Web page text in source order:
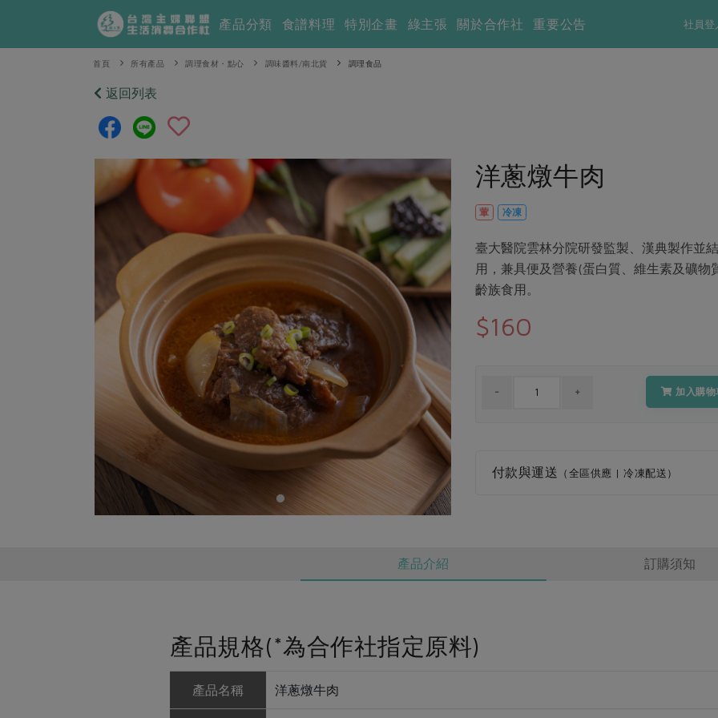
社員登
產品分類 食譜料理 特別企畫 綠主張 關於合作社 重要公告
首頁 所有產品 調理食材・點心 調味醬料/南北貨 調理食品
返回列表
洋蔥燉牛肉
葷 冷凍
臺大醫院雲林分院研發監製、漢典製作並
用，兼具便及營養(蛋白質、維生素及礦
齡族食用。
$160
加入購物
付款與運送 （全區供應 | 冷凍配送）
產品介紹 訂購須知
產品規格(*為合作社指定原料)
產品名稱 洋蔥燉牛肉